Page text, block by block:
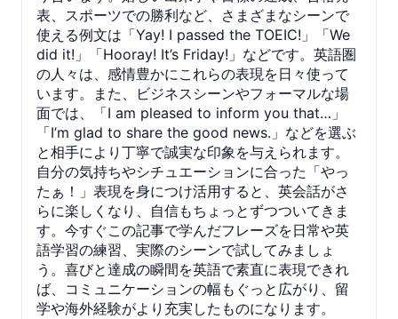
表、スポーツでの勝利など、さまざまなシーンで
使える例文は「Yay! I passed the TOEIC!」「We
did it!」「Hooray! It’s Friday!」などです。英語圏
の人々は、感情豊かにこれらの表現を日々使って
います。また、ビジネスシーンやフォーマルな場
面では、「I am pleased to inform you that…」
「I’m glad to share the good news.」などを選ぶ
と相手により丁寧で誠実な印象を与えられます。
自分の気持ちやシチュエーションに合った「やっ
たぁ！」表現を身につけ活用すると、英会話がさ
らに楽しくなり、自信もちょっとずつついてきま
す。今すぐこの記事で学んだフレーズを日常や英
語学習の練習、実際のシーンで試してみましょ
う。喜びと達成の瞬間を英語で素直に表現できれ
ば、コミュニケーションの幅もぐっと広がり、留
学や海外経験がより充実したものになります。